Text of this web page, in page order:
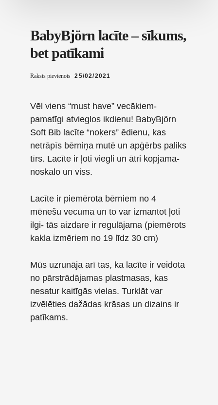
BabyBjörn lacīte – sīkums,
bet patīkami
Raksts pievienots 25/02/2021
Vēl viens “must have” vecākiem-
pamatīgi atvieglos ikdienu! BabyBjörn
Soft Bib lacīte “noķers” ēdienu, kas
netrāpīs bērniņa mutē un apģērbs paliks
tīrs. Lacīte ir ļoti viegli un ātri kopjama-
noskalo un viss.
Lacīte ir piemērota bērniem no 4
mēnešu vecuma un to var izmantot ļoti
ilgi- tās aizdare ir regulājama (piemērots
kakla izmēriem no 19 līdz 30 cm)
Mūs uzrunāja arī tas, ka lacīte ir veidota
no pārstrādājamas plastmasas, kas
nesatur kaitīgās vielas. Turklāt var
izvēlēties dažādas krāsas un dizains ir
patīkams.